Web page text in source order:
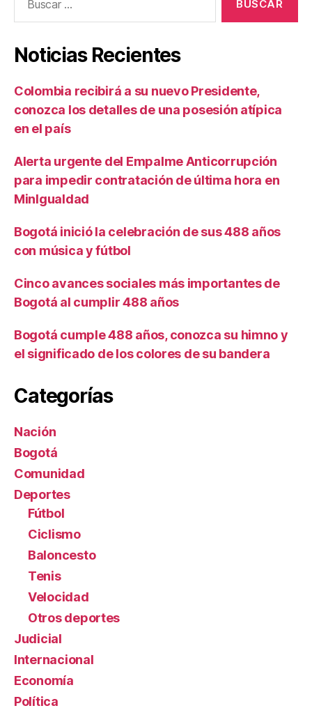
Noticias Recientes
Colombia recibirá a su nuevo Presidente,
conozca los detalles de una posesión atípica
en el país
Alerta urgente del Empalme Anticorrupción
para impedir contratación de última hora en
MinIgualdad
Bogotá inició la celebración de sus 488 años
con música y fútbol
Cinco avances sociales más importantes de
Bogotá al cumplir 488 años
Bogotá cumple 488 años, conozca su himno y
el significado de los colores de su bandera
Categorías
Nación
Bogotá
Comunidad
Deportes
Fútbol
Ciclismo
Baloncesto
Tenis
Velocidad
Otros deportes
Judicial
Internacional
Economía
Política